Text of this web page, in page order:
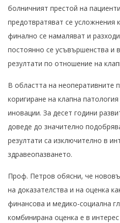
болничният престой на
предотвратяват се усложнения
финално се намаляват и
постоянно се усъвършенства и
резултати по отношение на
В областта на неоперативните
коригиране на клапна
иновации. За десет години
доведе до значително
резултати са изключително в
здравеопазването.
Проф. Петров обясни, че
на доказателства и на оценка
финансова и медико-социална
комбинирана оценка е в